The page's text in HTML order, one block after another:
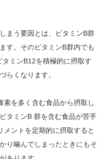
まう要因とは、ビタミンB群
す。そのビタミンB群内でも
ミンB12を積極的に摂取す
らくなります。
素を多く含む食品から摂取し
タミンB 群を含む食品が苦手
メントを定期的に摂取すると
り噛んでしまったときにもそ